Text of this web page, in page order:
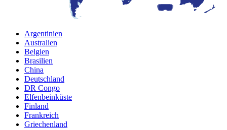
Argentinien
Australien
Belgien
Brasilien
China
Deutschland
DR Congo
Elfenbeinküste
Finland
Frankreich
Griechenland